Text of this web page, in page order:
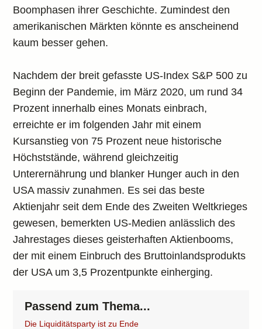
Boomphasen ihrer Geschichte. Zumindest den
amerikanischen Märkten könnte es anscheinend
kaum besser gehen.
Nachdem der breit gefasste US-Index S&P 500 zu
Beginn der Pandemie, im März 2020, um rund 34
Prozent innerhalb eines Monats einbrach,
erreichte er im folgenden Jahr mit einem
Kursanstieg von 75 Prozent neue historische
Höchststände, während gleichzeitig
Unterernährung und blanker Hunger auch in den
USA massiv zunahmen. Es sei das beste
Aktienjahr seit dem Ende des Zweiten Weltkrieges
gewesen, bemerkten US-Medien anlässlich des
Jahrestages dieses geisterhaften Aktienbooms,
der mit einem Einbruch des Bruttoinlandsprodukts
der USA um 3,5 Prozentpunkte einherging.
Passend zum Thema...
Die Liquiditätsparty ist zu Ende